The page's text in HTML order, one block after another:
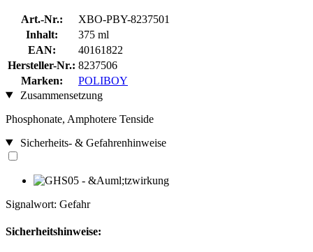
Art.-Nr.:
XBO-PBY-8237501
Inhalt:
375 ml
EAN:
40161822
Hersteller-Nr.: 8237506
Marken:
POLIBOY
Zusammensetzung
Phosphonate, Amphotere Tenside
Sicherheits- & Gefahrenhinweise
Signalwort: Gefahr
Sicherheitshinweise: